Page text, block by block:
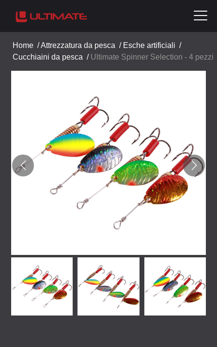
Home /Attrezzatura da pesca / Esche artificiali /
Cucchiaini da pesca / Ultimate Spinner Selection - 4 pezzi